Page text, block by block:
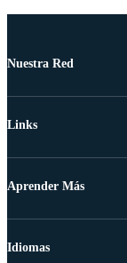
Nuestra Red
Links
Aprender Más
Idiomas